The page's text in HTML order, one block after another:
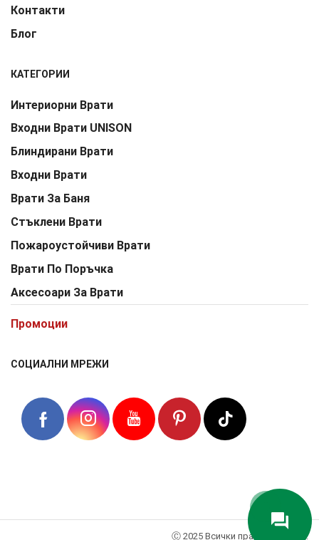
Контакти
Блог
КАТЕГОРИИ
Интериорни Врати
Входни Врати UNISON
Блиндирани Врати
Входни Врати
Врати За Баня
Стъклени Врати
Пожароустойчиви Врати
Врати По Поръчка
Аксесоари За Врати
Промоции
СОЦИАЛНИ МРЕЖИ
Ⓒ 2025 Всички права запазени.